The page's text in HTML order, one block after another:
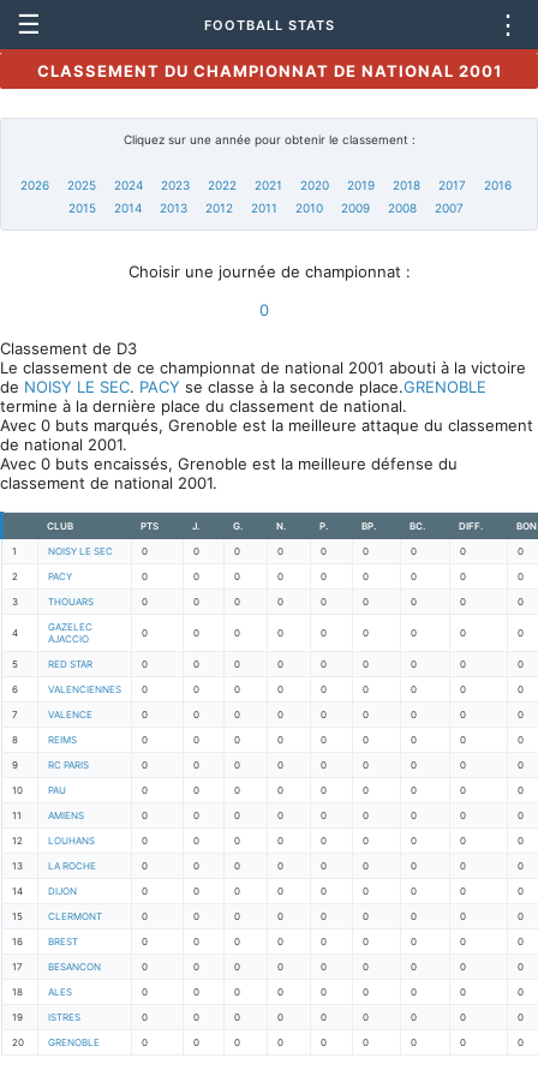
☰ FOOTBALL STATS ⋮
CLASSEMENT DU CHAMPIONNAT DE NATIONAL 2001
Cliquez sur une année pour obtenir le classement :
2026 2025 2024 2023 2022 2021 2020 2019 2018 2017
2016
2015
2014 2013 2012 2011 2010 2009 2008 2007
Choisir une journée de championnat :
0
Classement de D3
Le classement de ce championnat de national 2001 abouti à la victoire
de NOISY LE SEC. PACY se classe à la seconde place.GRENOBLE
termine à la dernière place du classement de national.
Avec 0 buts marqués, Grenoble est la meilleure attaque du classement
de national 2001.
Avec 0 buts encaissés, Grenoble est la meilleure défense du
classement de national 2001.
CLUB PTS J. G. N. P. BP. BC. DIFF. BON
1 NOISY LE SEC 0 0 0 0 0 0 0 0 0
2 PACY 0 0 0 0 0 0 0 0 0
3 THOUARS 0 0 0 0 0 0 0 0 0
4
GAZELEC
AJACCIO
0 0 0 0 0 0 0 0 0
5 RED STAR 0 0 0 0 0 0 0 0 0
6 VALENCIENNES 0 0 0 0 0 0 0 0 0
7 VALENCE 0 0 0 0 0 0 0 0 0
8 REIMS 0 0 0 0 0 0 0 0 0
9 RC PARIS 0 0 0 0 0 0 0 0 0
10 PAU 0 0 0 0 0 0 0 0 0
11 AMIENS 0 0 0 0 0 0 0 0 0
12 LOUHANS 0 0 0 0 0 0 0 0 0
13 LA ROCHE 0 0 0 0 0 0 0 0 0
14 DIJON 0 0 0 0 0 0 0 0 0
15 CLERMONT 0 0 0 0 0 0 0 0 0
16 BREST 0 0 0 0 0 0 0 0 0
17 BESANCON 0 0 0 0 0 0 0 0 0
18 ALES 0 0 0 0 0 0 0 0 0
19 ISTRES 0 0 0 0 0 0 0 0 0
20 GRENOBLE 0 0 0 0 0 0 0 0 0